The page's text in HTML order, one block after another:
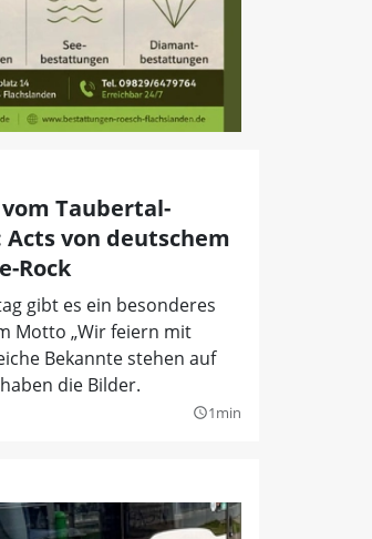
Taubertal-
Acts von deutschem
Rock
gibt es ein besonderes
Motto „Wir feiern mit
Bekannte stehen auf
die Bilder.
query_builder1min